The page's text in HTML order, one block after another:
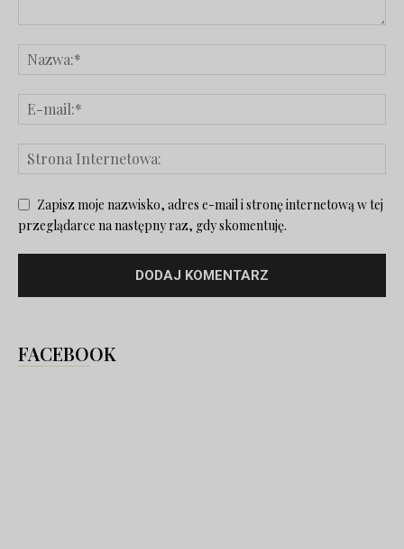
Zapisz moje nazwisko, adres e-mail i stronę internetową w tej
przeglądarce na następny raz, gdy skomentuję.
FACEBOOK